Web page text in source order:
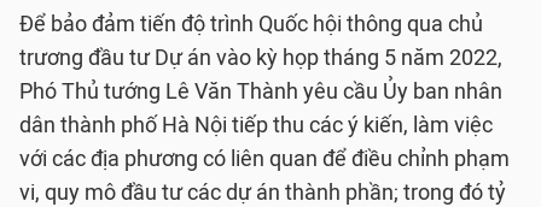
Để bảo đảm tiến độ trình Quốc hội thông qua chủ
trương đầu tư Dự án vào kỳ họp tháng 5 năm 2022,
Phó Thủ tướng Lê Văn Thành yêu cầu Ủy ban nhân
dân thành phố Hà Nội tiếp thu các ý kiến, làm việc
với các địa phương có liên quan để điều chỉnh phạm
vi, quy mô đầu tư các dự án thành phần; trong đó tỷ